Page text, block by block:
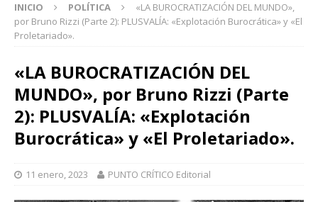
INICIO POLÍTICA
«LA BUROCRATIZACIÓN DEL MUNDO»,
por Bruno Rizzi (Parte 2): PLUSVALÍA: «Explotación Burocrática» y «El
Proletariado».
«LA BUROCRATIZACIÓN DEL
MUNDO», por Bruno Rizzi (Parte
2): PLUSVALÍA: «Explotación
Burocrática» y «El Proletariado».
11 enero, 2023 PUNTO CRÍTICO Editorial